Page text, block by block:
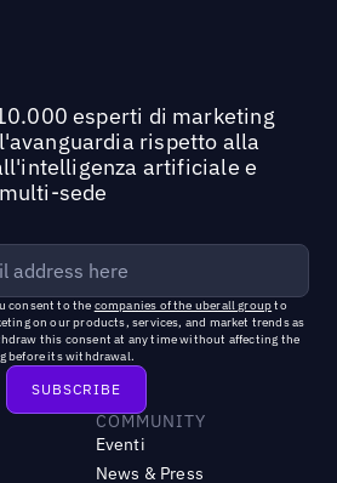
esperti di marketing
rispetto alla
artificiale e
sede
consent to the companies of the uberall groupto
on our products, services, and market trends as
this consent at any time without affecting the
before its withdrawal.
COMMUNITY
Eventi
News & Press